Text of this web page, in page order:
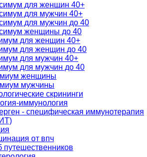
для женщин 40+
для мужчин 40+
для мужчин до 40
женщины до 40
для женщин 40+
для женщин до 40
для мужчин 40+
для мужчин до 40
женщины
мужчины
скрининги
иммунология
- специфическая иммунотерапия
от впч
путешественников